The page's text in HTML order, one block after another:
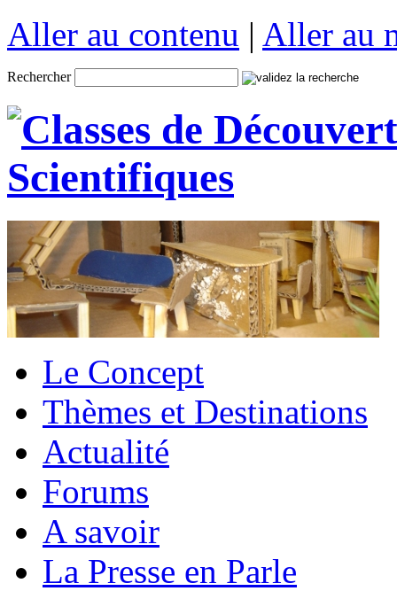
Aller au contenu | Aller au
Rechercher
Le Concept
Thèmes et Destinations
Actualité
Forums
A savoir
La Presse en Parle